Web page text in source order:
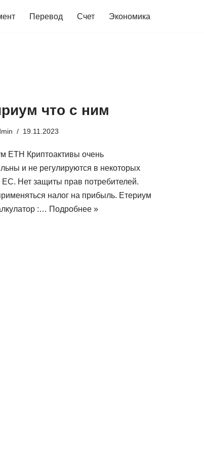
Перевод Счет Экономика
что с ним
19.11.2023
ETH Криптоактивы очень
и не регулируются в некоторых
ЕС. Нет защиты прав потребителей.
налог на прибыль. Етериум
:… Подробнее »